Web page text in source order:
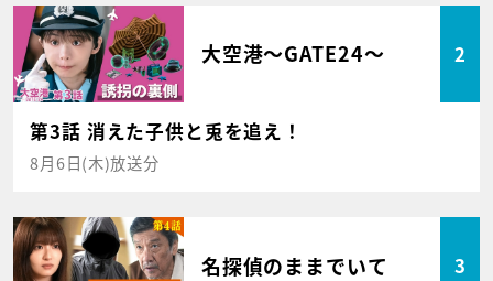
大空港～GATE24～ 2
第3話 消えた子供と兎を追え！
8月6日(木)放送分
名探偵のままでいて 3